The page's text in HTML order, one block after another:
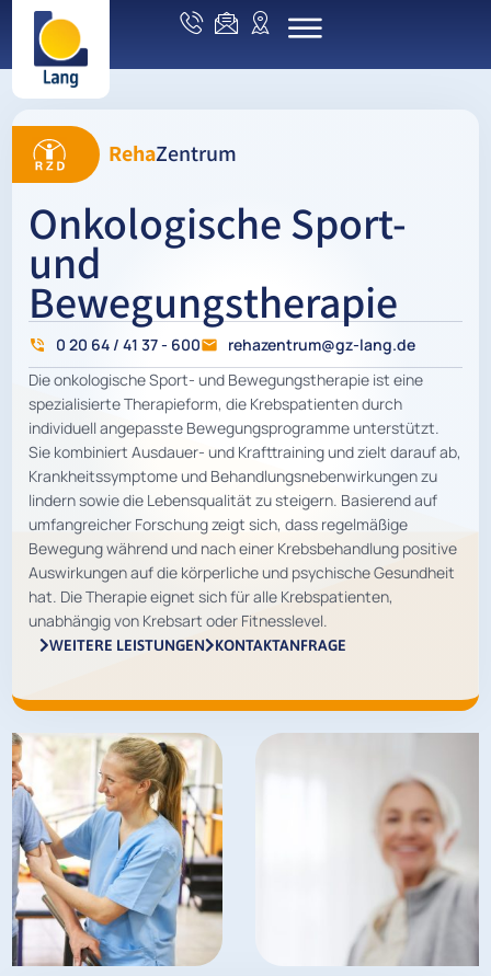
RehaZentrum
Onkologische Sport-
und
Bewegungstherapie
0 20 64 / 41 37 - 600
rehazentrum@gz-lang.de
Die onkologische Sport- und Bewegungstherapie ist eine
spezialisierte Therapieform, die Krebspatienten durch
individuell angepasste Bewegungsprogramme unterstützt.
Sie kombiniert Ausdauer- und Krafttraining und zielt darauf ab,
Krankheitssymptome und Behandlungsnebenwirkungen zu
lindern sowie die Lebensqualität zu steigern. Basierend auf
umfangreicher Forschung zeigt sich, dass regelmäßige
Bewegung während und nach einer Krebsbehandlung positive
Auswirkungen auf die körperliche und psychische Gesundheit
hat. Die Therapie eignet sich für alle Krebspatienten,
unabhängig von Krebsart oder Fitnesslevel.
WEITERE LEISTUNGEN KONTAKTANFRAGE